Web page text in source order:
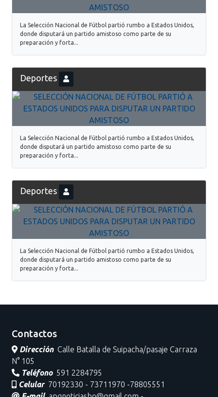
La Selección Nacional de Fútbol partió rumbo a Estados Unidos,
donde disputará un partido amistoso como parte de su
preparación y forta...
Deportes
La Selección Nacional de Fútbol partió rumbo a Estados Unidos,
donde disputará un partido amistoso como parte de su
preparación y forta...
Deportes
La Selección Nacional de Fútbol partió rumbo a Estados Unidos,
donde disputará un partido amistoso como parte de su
preparación y forta...
Contactos
Dirección Calle Batalla de Suipacha/pasaje Carraza
N° 105
Teléfono 591 2284795
Celular 70192330 - 73711970 -78805551